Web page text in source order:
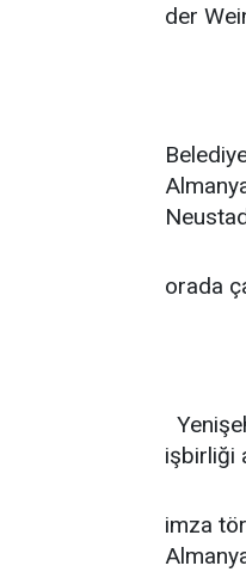
der
orada
işbirliği
imza